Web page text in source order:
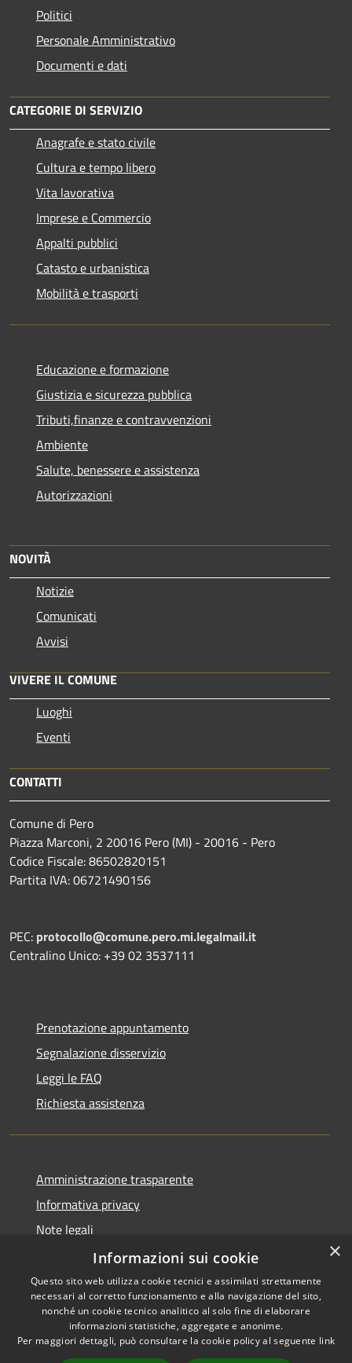
Politici
Personale Amministrativo
Documenti e dati
CATEGORIE DI SERVIZIO
Anagrafe e stato civile
Cultura e tempo libero
Vita lavorativa
Imprese e Commercio
Appalti pubblici
Catasto e urbanistica
Mobilità e trasporti
Educazione e formazione
Giustizia e sicurezza pubblica
Tributi,finanze e contravvenzioni
Ambiente
Salute, benessere e assistenza
Autorizzazioni
NOVITÀ
Notizie
Comunicati
Avvisi
VIVERE IL COMUNE
Luoghi
Eventi
CONTATTI
Comune di Pero
Piazza Marconi, 2 20016 Pero (MI) - 20016 - Pero
Codice Fiscale: 86502820151
Partita IVA: 06721490156
PEC: protocollo@comune.pero.mi.legalmail.it
Centralino Unico: +39 02 3537111
Prenotazione appuntamento
Segnalazione disservizio
Leggi le FAQ
Richiesta assistenza
Amministrazione trasparente
Informativa privacy
Note legali
Dichiarazione di accessibilità
RSS
Accessibilità
Copyright © 2026 • Comune di
Pero • Powered by
×
Informazioni sui cookie
Questo sito web utilizza cookie tecnici e assimilati strettamente
necessari al corretto funzionamento e alla navigazione del sito,
nonché un cookie tecnico analitico al solo fine di elaborare
informazioni statistiche, aggregate e anonime.
Per maggiori dettagli, può consultare la cookie policy al seguente link